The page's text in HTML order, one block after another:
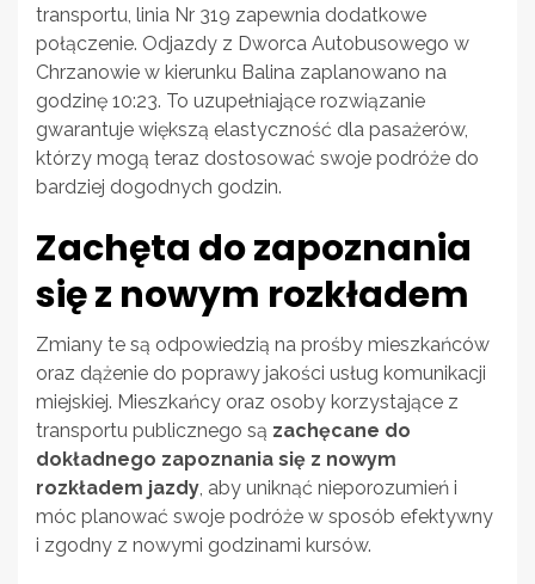
transportu, linia Nr 319 zapewnia dodatkowe
połączenie. Odjazdy z Dworca Autobusowego w
Chrzanowie w kierunku Balina zaplanowano na
godzinę 10:23. To uzupełniające rozwiązanie
gwarantuje większą elastyczność dla pasażerów,
którzy mogą teraz dostosować swoje podróże do
bardziej dogodnych godzin.
Zachęta do zapoznania
się z nowym rozkładem
Zmiany te są odpowiedzią na prośby mieszkańców
oraz dążenie do poprawy jakości usług komunikacji
miejskiej. Mieszkańcy oraz osoby korzystające z
transportu publicznego są zachęcane do
dokładnego zapoznania się z nowym
rozkładem jazdy, aby uniknąć nieporozumień i
móc planować swoje podróże w sposób efektywny
i zgodny z nowymi godzinami kursów.